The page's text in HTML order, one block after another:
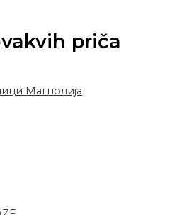
priča